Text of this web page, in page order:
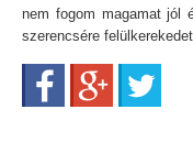
nem fogom magamat jól
szerencsére
FacebookGoogle+